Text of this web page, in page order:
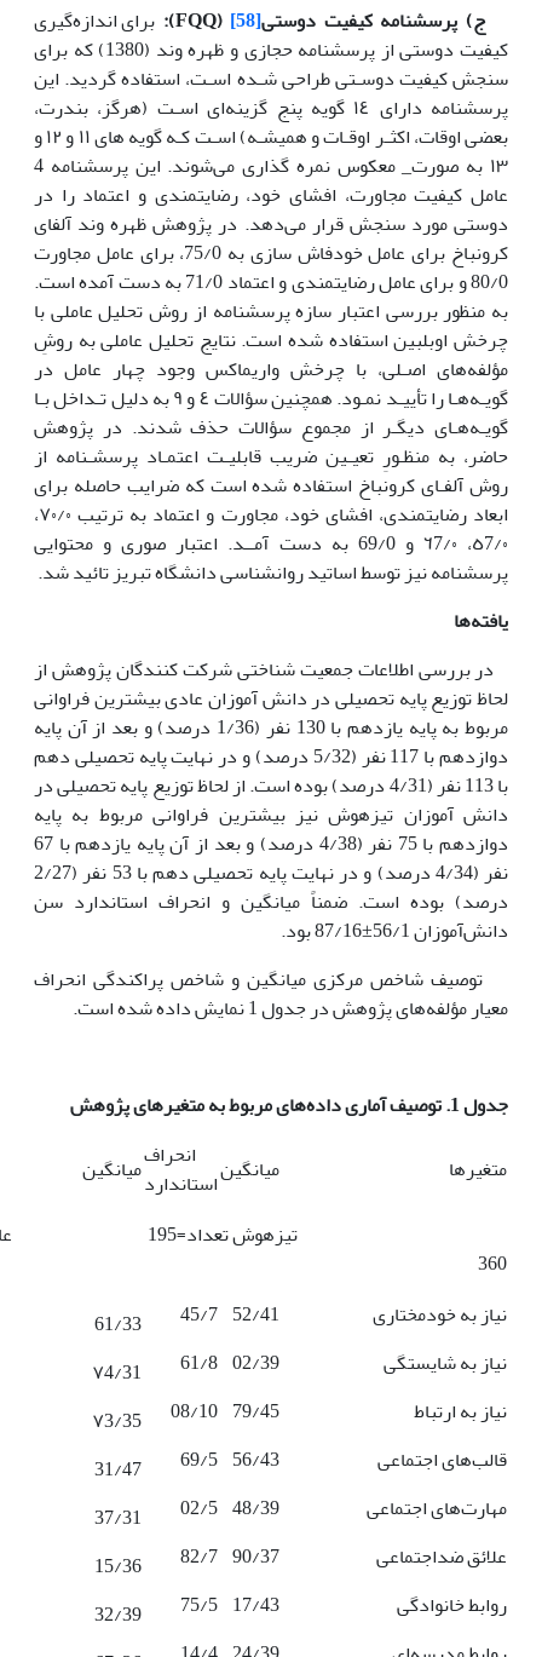
ج) پرسشنامه کیفیت دوستی[58]
(
FQQ
): برای اندازه‌گیری
کیفیت‌ دوستی از پرسشنامه‌ حجازی و ظهره وند (1380) که‌ برای
سنجش‌ کیفیت‌ دوسـتی‌ طراحی‌ شـده اسـت‌، استفاده گردید. این‌
پرسشنامه‌ دارای ١٤ گویه‌ پنج‌ گزینه‌ای اسـت‌ (هرگز، بندرت،
بعضی‌ اوقات، اکثـر اوقـات و همیشـه‌) اسـت‌ کـه‌ گویه‌ های ١١ و ١٢ و
١٣ به‌ صورت_ معکوس نمره گذاری می‌شوند. این پرسشنامه 4
عامل کیفیت مجاورت، افشای خود، رضایتمندی و اعتماد را در
دوستی مورد سنجش قرار می‌دهد. در پژوهش ظهره وند آلفای
کرونباخ برای عامل خودفاش سازی به 75/0، برای عامل مجاورت
80/0 و برای عامل رضایتمندی و اعتماد 71/0 به دست آمده است.
به منظور بررسی اعتبار سازه پرسشنامه از روش تحلیل عاملی با
چرخش اوبلبین استفاده شده است. نتایج‌ تحلیل‌ عاملی‌ به‌ روشِ
مؤلفه‌های اصـلی‌، با چرخش‌ واریماکس‌ وجود چهار‌ عامل‌ در
گویـه‌هـا را تأییـد نمـود. همچنین‌ سؤالات ٤ و ٩ به دلیل تـداخل‌ بـا
گویـه‌هـای دیگـر از مجموع سؤالات حذف شدند. در پژوهش‌
حاضر، به‌ منظـورِ تعیـین‌ ضریب‌ قابلیـت‌ اعتمـاد پرسشـنامه‌ از
روش آلفـای کرونباخ استفاده شده است‌ که‌ ضرایب‌ حاصله‌ برای
ابعاد رضایتمندی، افشای خود، مجاورت و اعتماد به ترتیب‌ ٧٠/٠،
٥7/٠،
٦7/٠ و 69/0 به دست‌ آمــد. اعتبار صوری و محتوایی
پرسشنامه نیز توسط اساتید روانشناسی دانشگاه تبریز تائید شد.
یافته‌ها
در بررسی اطلاعات جمعیت شناختی شرکت کنندگان پژوهش از
لحاظ توزیع پایه تحصیلی در دانش آموزان عادی بیشترین فراوانی
مربوط به پایه یازدهم با 130 نفر (1/36 درصد) و بعد از آن پایه
دوازدهم با 117 نفر (5/32 درصد) و در نهایت پایه تحصیلی دهم
با 113 نفر (4/31 درصد) بوده است. از لحاظ توزیع پایه تحصیلی در
دانش آموزان تیزهوش نیز بیشترین فراوانی مربوط به پایه
دوازدهم با 75 نفر (4/38 درصد) و بعد از آن پایه یازدهم با 67
نفر (4/34 درصد) و در نهایت پایه تحصیلی دهم با 53 نفر (2/27
درصد) بوده است. ضمناً میانگین و انحراف استاندارد سن
دانش‌آموزان 56/1±87/16 بود.
توصیف شاخص مرکزی میانگین و شاخص پراکندگی انحراف
معیار مؤلفه‌های پژوهش در جدول 1 نمایش داده شده است.
جدول 1. توصیف آماریداده‌هایمربوطبهمتغیرهای پژوهش
متغیرها
میانگین انحراف
استانداردمیانگین
تیزهوش
360
نیاز به خودمختاری
نیاز به شایستگی
نیاز به ارتباط
قالب‌های اجتماعی‌
مهارت‌های اجتماعی‌
علائق‌ ضداجتماعی‌
روابط‌ خانوادگی‌
52/41
02/39
79/45
56/43
48/39
90/37
17/43
45/7
61/8
08/10
69/5
02/5
82/7
75/5
61/33
٧4/31
٧3/35
31/47
37/31
15/36
32/39